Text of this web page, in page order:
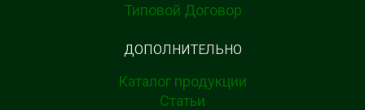
Типовой Договор
ДОПОЛНИТЕЛЬНО
Каталог продукции
Статьи